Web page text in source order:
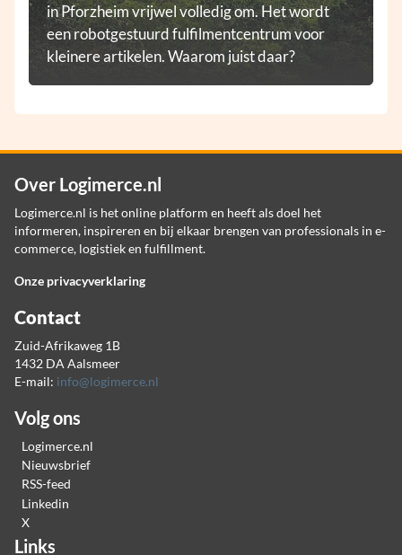
in Pforzheim vrijwel volledig om. Het wordt
een robotgestuurd fulfilmentcentrum voor
kleinere artikelen. Waarom juist daar?
Over Logimerce.nl
Logimerce.nl is het online platform en heeft als doel het
informeren, inspireren en bij elkaar brengen van professionals in e-
commerce, logistiek en fulfillment.
Onze privacyverklaring
Contact
Zuid-Afrikaweg 1B
1432 DA Aalsmeer
E-mail: info@logimerce.nl
Volg ons
Logimerce.nl
Nieuwsbrief
RSS-feed
Linkedin
X
Links